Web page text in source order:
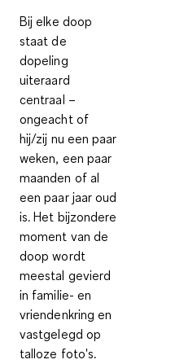
Bij elke doop
staat de
dopeling
uiteraard
centraal –
ongeacht of
hij/zij nu een paar
weken, een paar
maanden of al
een paar jaar oud
is. Het bijzondere
moment van de
doop wordt
meestal gevierd
in familie- en
vriendenkring en
vastgelegd op
talloze foto's.